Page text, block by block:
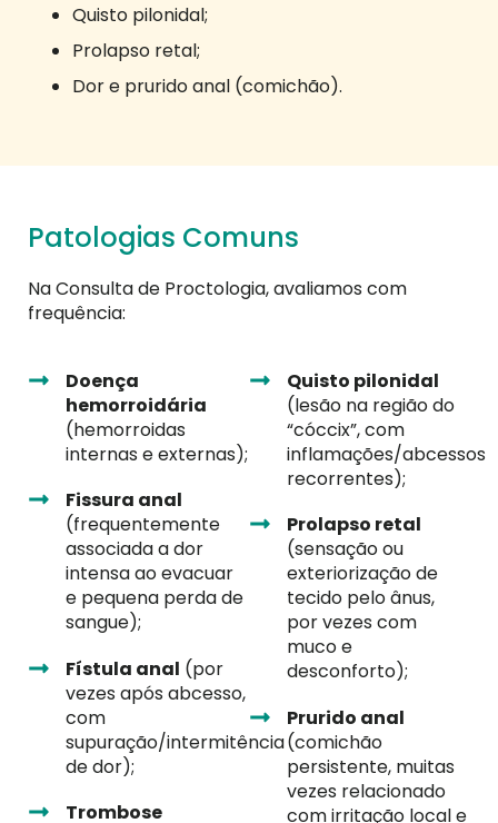
Quisto pilonidal;
Prolapso retal;
Dor e prurido anal (comichão).
Patologias Comuns
Na Consulta de Proctologia, avaliamos com
frequência:
Doença
hemorroidária
(hemorroidas
internas e externas);
Fissura anal
(frequentemente
associada a dor
intensa ao evacuar
e pequena perda de
sangue);
Fístula anal (por
vezes após abcesso,
com
supuração/intermitência
de dor);
Trombose
Quisto pilonidal
(lesão na região do
“cóccix”, com
inflamações/abcessos
recorrentes);
Prolapso retal
(sensação ou
exteriorização de
tecido pelo ânus,
por vezes com
muco e
desconforto);
Prurido anal
(comichão
persistente, muitas
vezes relacionado
com irritação local e